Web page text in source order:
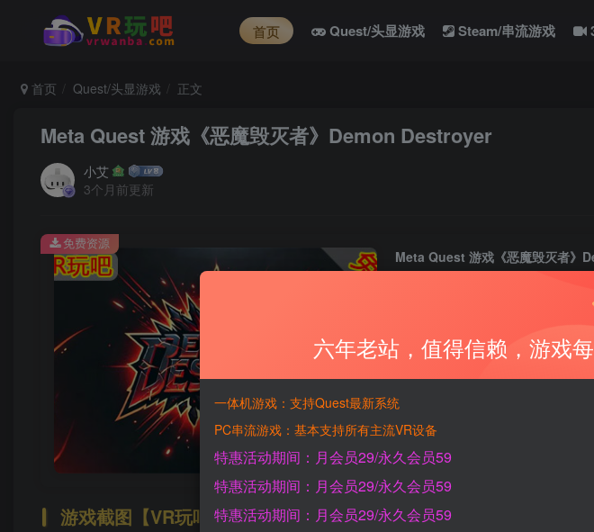
首页 Quest/头显游戏 Steam/串流游戏
首页 Quest/头显游戏 正文
Meta Quest 游戏《恶魔毁灭者》Demon Destroyer
小艾
3个月前更新
Meta Quest 游戏《恶魔毁灭者》
0
免费资源
游戏截图【VR玩吧-VRwanba.com】
六年老站，值得信赖，游戏
一体机游戏：支持Quest最新系统
PC串流游戏：基本支持所有主流VR设备
特惠活动期间：月会员29/永久会员59
特惠活动期间：月会员29/永久会员59
特惠活动期间：月会员29/永久会员59